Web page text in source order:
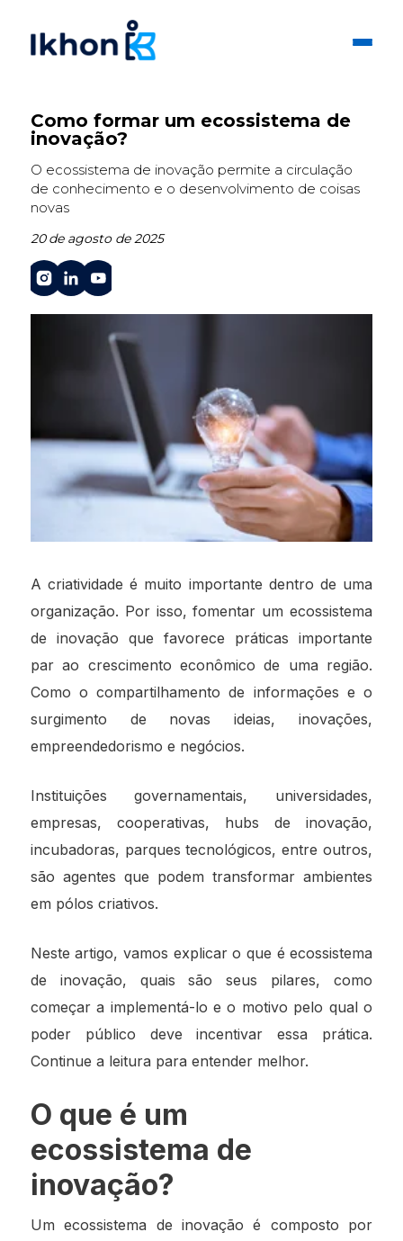
Como formar um ecossistema de
inovação?
O ecossistema de inovação permite a circulação
de conhecimento e o desenvolvimento de coisas
novas
20 de agosto de 2025
A criatividade é muito importante dentro de uma
organização. Por isso, fomentar um ecossistema
de inovação que favorece práticas importante
par ao crescimento econômico de uma região.
Como o compartilhamento de informações e o
surgimento de novas ideias, inovações,
empreendedorismo e negócios.
Instituições governamentais, universidades,
empresas, cooperativas, hubs de inovação,
incubadoras, parques tecnológicos, entre outros,
são agentes que podem transformar ambientes
em pólos criativos.
Neste artigo, vamos explicar o que é ecossistema
de inovação, quais são seus pilares, como
começar a implementá-lo e o motivo pelo qual o
poder público deve incentivar essa prática.
Continue a leitura para entender melhor.
O que é um
ecossistema de
inovação?
Um ecossistema de inovação é composto por